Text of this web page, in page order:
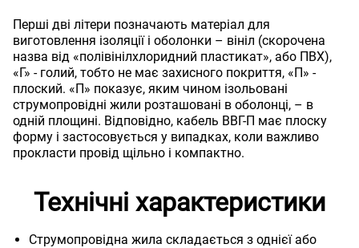
Перші дві літери позначають матеріал для
виготовлення ізоляції і оболонки – вініл (скорочена
назва від «полівінілхлоридний пластикат», або ПВХ),
«Г» - голий, тобто не має захисного покриття, «П» -
плоский. «П» показує, яким чином ізольовані
струмопровідні жили розташовані в оболонці, – в
одній площині. Відповідно, кабель ВВГ-П має плоску
форму і застосовується у випадках, коли важливо
прокласти провід щільно і компактно.
Технічні характеристики
Струмопровідна жила складається з однієї або